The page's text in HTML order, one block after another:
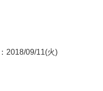
：2018/09/11(火)